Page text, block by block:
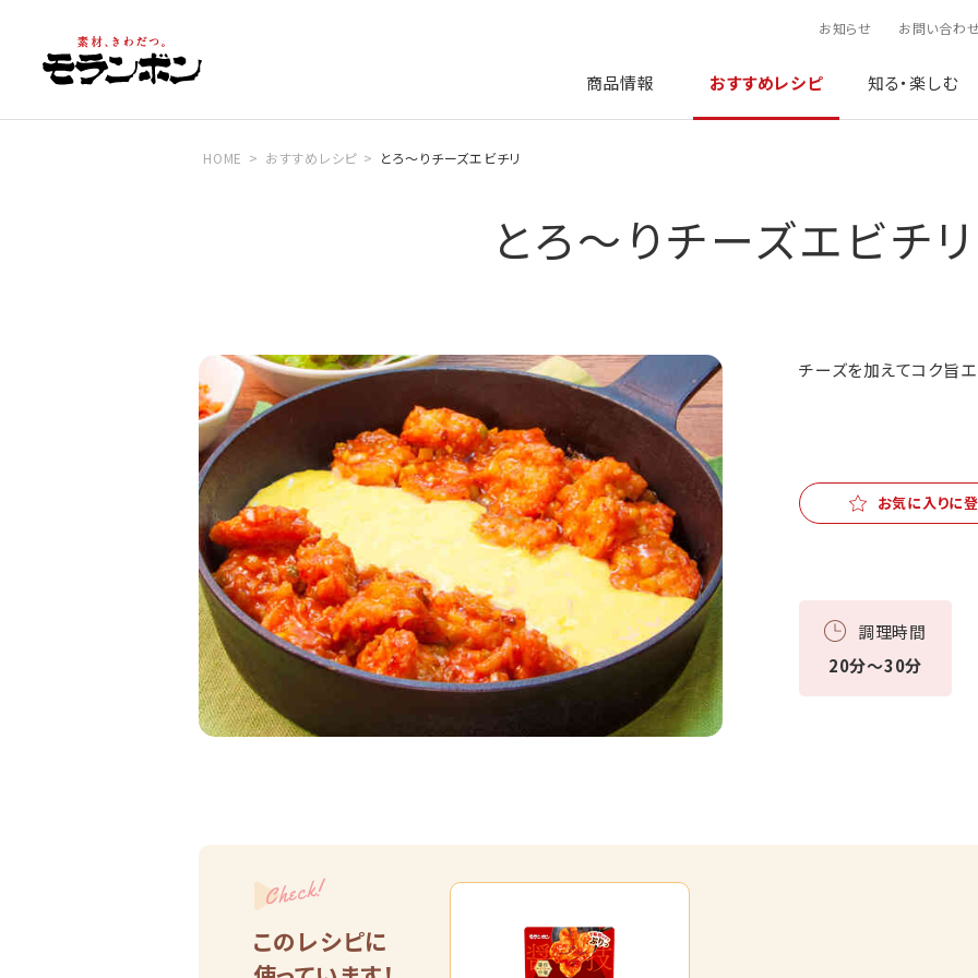
お知らせ お問い合わ
商品情報 おすすめレシピ 知る・楽しむ
HOME おすすめレシピ とろ～りチーズエビチリ
とろ～りチーズエビチリ
チーズを加えてコク旨エ
お気に入りに
調理時間
20分～30分
Check!
このレシピに